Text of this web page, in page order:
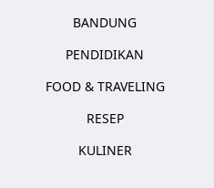
BANDUNG
PENDIDIKAN
FOOD & TRAVELING
RESEP
KULINER